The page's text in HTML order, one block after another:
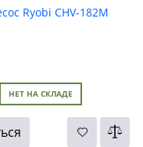
Ryobi CHV-182M
НЕТ НА СКЛАДЕ